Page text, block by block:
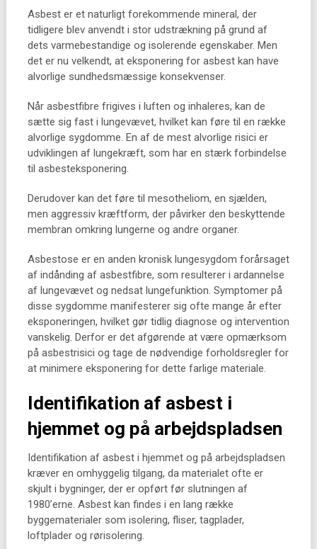
Asbest er et naturligt forekommende mineral, der
tidligere blev anvendt i stor udstrækning på grund af
dets varmebestandige og isolerende egenskaber. Men
det er nu velkendt, at eksponering for asbest kan have
alvorlige sundhedsmæssige konsekvenser.
Når asbestfibre frigives i luften og inhaleres, kan de
sætte sig fast i lungevævet, hvilket kan føre til en række
alvorlige sygdomme. En af de mest alvorlige risici er
udviklingen af lungekræft, som har en stærk forbindelse
til asbesteksponering.
Derudover kan det føre til mesotheliom, en sjælden,
men aggressiv kræftform, der påvirker den beskyttende
membran omkring lungerne og andre organer.
Asbestose er en anden kronisk lungesygdom forårsaget
af indånding af asbestfibre, som resulterer i ardannelse
af lungevævet og nedsat lungefunktion. Symptomer på
disse sygdomme manifesterer sig ofte mange år efter
eksponeringen, hvilket gør tidlig diagnose og intervention
vanskelig. Derfor er det afgørende at være opmærksom
på asbestrisici og tage de nødvendige forholdsregler for
at minimere eksponering for dette farlige materiale.
Identifikation af asbest i
hjemmet og på arbejdspladsen
Identifikation af asbest i hjemmet og på arbejdspladsen
kræver en omhyggelig tilgang, da materialet ofte er
skjult i bygninger, der er opført før slutningen af
1980’erne. Asbest kan findes i en lang række
byggematerialer som isolering, fliser, tagplader,
loftplader og rørisolering.